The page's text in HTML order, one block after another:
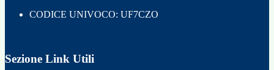
CODICE UNIVOCO: UF7CZO
Sezione Link Utili